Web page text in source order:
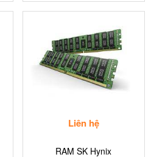
Liên hệ
RAM SK Hynix